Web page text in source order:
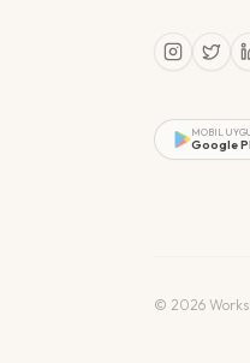
MOBIL
Google
© 2026